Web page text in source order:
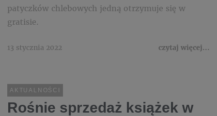
patyczków chlebowych jedną otrzymuje się w
gratisie.
13 stycznia 2022 czytaj więcej...
AKTUALNOŚCI
Rośnie sprzedaż książek w